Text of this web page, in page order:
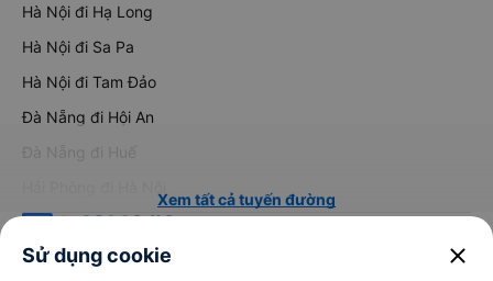
Hà Nội đi Hạ Long
Hà Nội đi Sa Pa
Hà Nội đi Tam Đảo
Đà Nẵng đi Hội An
Đà Nẵng đi Huế
Xem tất cả tuyến đường
Sử dụng cookie close